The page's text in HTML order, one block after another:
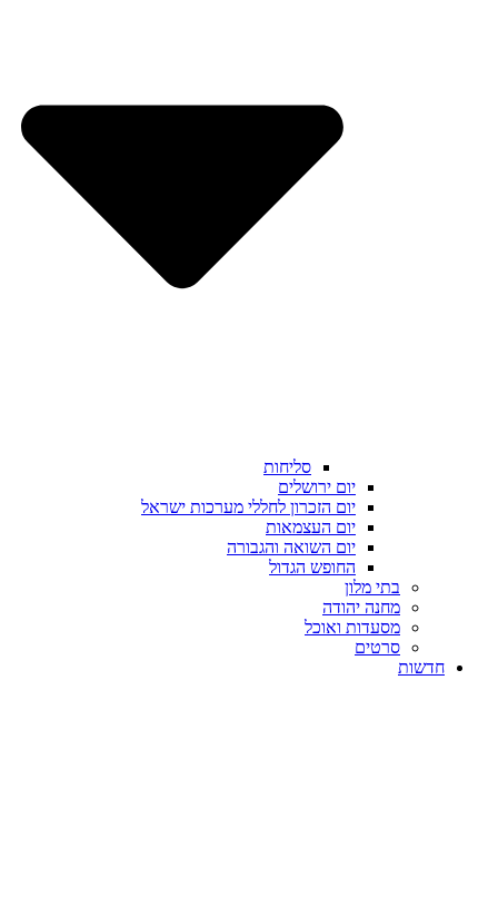
סליחות
יום ירושלים
יום הזכרון לחללי מערכות ישראל
יום העצמאות
יום השואה והגבורה
החופש הגדול
בתי מלון
מחנה יהודה
מסעדות ואוכל
סרטים
חדשות